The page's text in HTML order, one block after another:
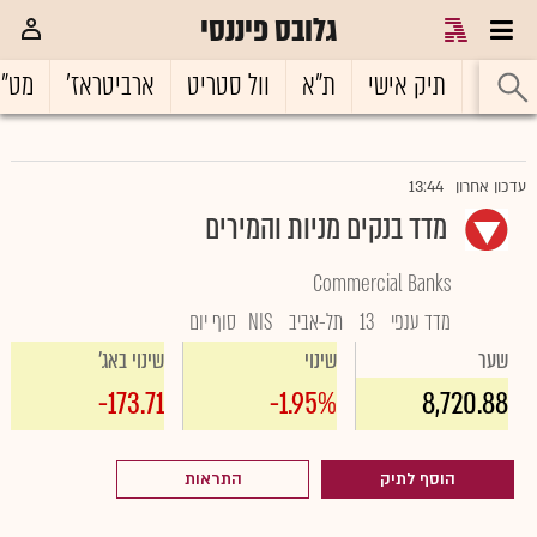
גלובס פיננסי
ראשי תיק אישי ת"א וול סטריט ארביטראז'
עדכון אחרון 13:44
מדד בנקים מניות והמירים
Commercial Banks
מדד ענפי 13 תל-אביב NIS סוף יום
שער
8,720.88
שינוי
-1.95%
שינוי באג'
-173.71
הוסף לתיק התראות